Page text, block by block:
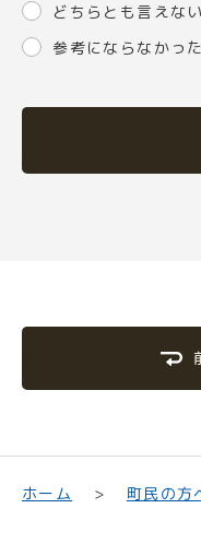
どちらとも言えない
参考にならなかった
ホーム 町民の方